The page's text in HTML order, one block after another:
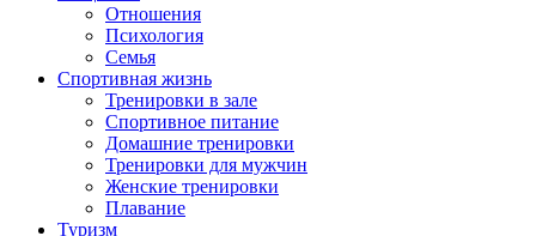
Отношения
Психология
Семья
Спортивная жизнь
Тренировки в зале
Спортивное питание
Домашние тренировки
Тренировки для мужчин
Женские тренировки
Плавание
Туризм